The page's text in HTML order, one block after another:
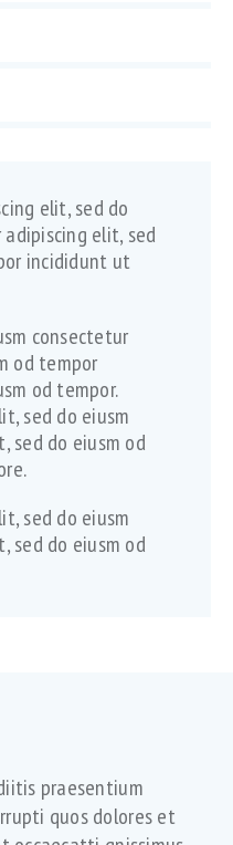
elit, sed do
elit, sed
incididunt ut
consectetur
od tempor
od tempor.
sed do eiusm
sed do eiusm od
sed do eiusm
sed do eiusm od
praesentium
quos dolores et